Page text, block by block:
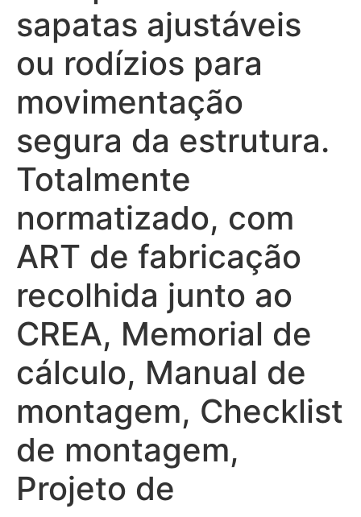
sapatas ajustáveis
ou rodízios para
movimentação
segura da estrutura.
Totalmente
normatizado, com
ART de fabricação
recolhida junto ao
CREA, Memorial de
cálculo, Manual de
montagem, Checklist
de montagem,
Projeto de